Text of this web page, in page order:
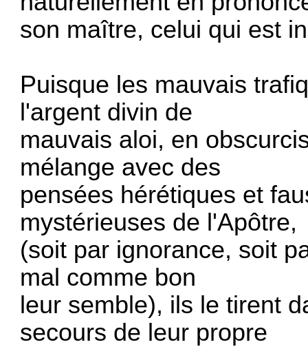
son maître, celui qui est
Puisque les mauvais
l'argent divin de
mauvais aloi, en
mélange avec des
pensées hérétiques et
mystérieuses de l'Apôtre,
(soit par ignorance, soit
mal comme bon
leur semble), ils le tirent
secours de leur propre